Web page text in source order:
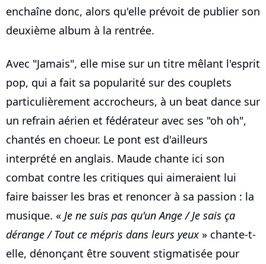
enchaîne donc, alors qu'elle prévoit de publier son
deuxième album à la rentrée.
Avec "Jamais", elle mise sur un titre mêlant l'esprit
pop, qui a fait sa popularité sur des couplets
particulièrement accrocheurs, à un beat dance sur
un refrain aérien et fédérateur avec ses "oh oh",
chantés en choeur. Le pont est d'ailleurs
interprété en anglais. Maude chante ici son
combat contre les critiques qui aimeraient lui
faire baisser les bras et renoncer à sa passion : la
musique. « Je ne suis pas qu'un Ange / Je sais ça
dérange / Tout ce mépris dans leurs yeux » chante-t-
elle, dénonçant être souvent stigmatisée pour